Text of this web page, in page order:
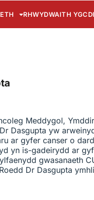
RHWYDWAITH YGC
Meddygol,
Dasgupta yw
ar gyfer canser o
yn is-gadeirydd ar
gwasanaeth
Dr Dasgupta